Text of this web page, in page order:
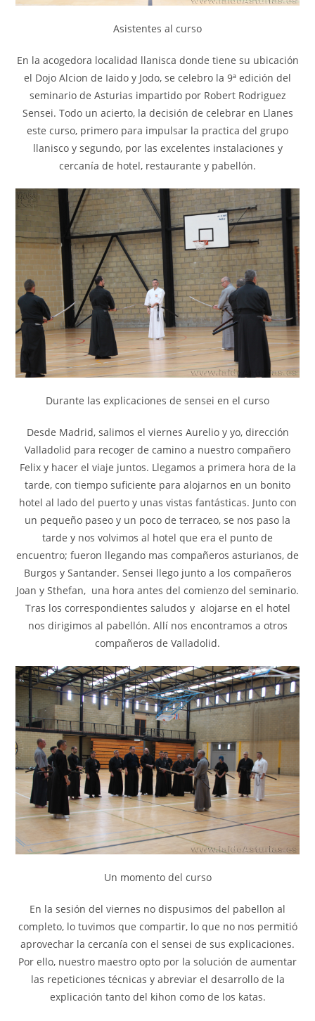
Asistentes al curso
En la acogedora localidad llanisca donde tiene su ubicación
el Dojo Alcion de Iaido y Jodo, se celebro la 9ª edición del
seminario de Asturias impartido por Robert Rodriguez
Sensei. Todo un acierto, la decisión de celebrar en Llanes
este curso, primero para impulsar la practica del grupo
llanisco y segundo, por las excelentes instalaciones y
cercanía de hotel, restaurante y pabellón.
Durante las explicaciones de sensei en el curso
Desde Madrid, salimos el viernes Aurelio y yo, dirección
Valladolid para recoger de camino a nuestro compañero
Felix y hacer el viaje juntos. Llegamos a primera hora de la
tarde, con tiempo suficiente para alojarnos en un bonito
hotel al lado del puerto y unas vistas fantásticas. Junto con
un pequeño paseo y un poco de terraceo, se nos paso la
tarde y nos volvimos al hotel que era el punto de
encuentro; fueron llegando mas compañeros asturianos, de
Burgos y Santander. Sensei llego junto a los compañeros
Joan y Sthefan, una hora antes del comienzo del seminario.
Tras los correspondientes saludos y alojarse en el hotel
nos dirigimos al pabellón. Allí nos encontramos a otros
compañeros de Valladolid.
Un momento del curso
En la sesión del viernes no dispusimos del pabellon al
completo, lo tuvimos que compartir, lo que no nos permitió
aprovechar la cercanía con el sensei de sus explicaciones.
Por ello, nuestro maestro opto por la solución de aumentar
las repeticiones técnicas y abreviar el desarrollo de la
explicación tanto del kihon como de los katas.